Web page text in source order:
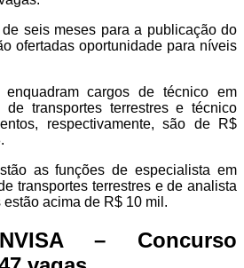
seis meses para a publicação do
ofertadas oportunidade para níveis
cargos de técnico em
de transportes terrestres e técnico
respectivamente, são de R$
as funções de especialista em
transportes terrestres e de analista
acima de R$ 10 mil.
– Concurso